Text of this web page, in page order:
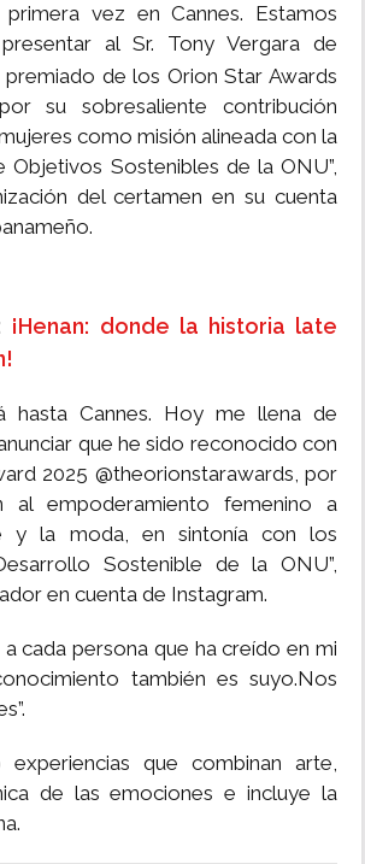
vez en Cannes. Estamos
al Sr. Tony Vergara de
de los Orion Star Awards
su sobresaliente contribución
como misión alineada con la
Objetivos Sostenibles de la ONU”,
del certamen en su cuenta
¡Henan: donde la historia late
hasta Cannes. Hoy me llena de
que he sido reconocido con
2025 @theorionstarawards, por
al empoderamiento femenino a
y la moda, en sintonía con los
Sostenible de la ONU”,
en cuenta de Instagram.
a cada persona que ha creído en mi
también es suyo.Nos
experiencias que combinan arte,
de las emociones e incluye la